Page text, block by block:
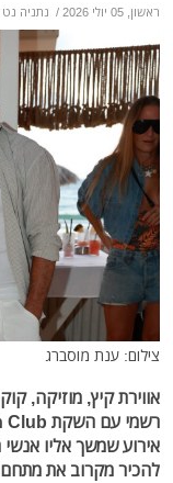
ראשון, 05 יולי 2026 / נתניה נט
צילום: ענת מוסברג
אווירת קיץ, מוזיקה,
אירוע שמשך אליו
להכיר מקרוב את